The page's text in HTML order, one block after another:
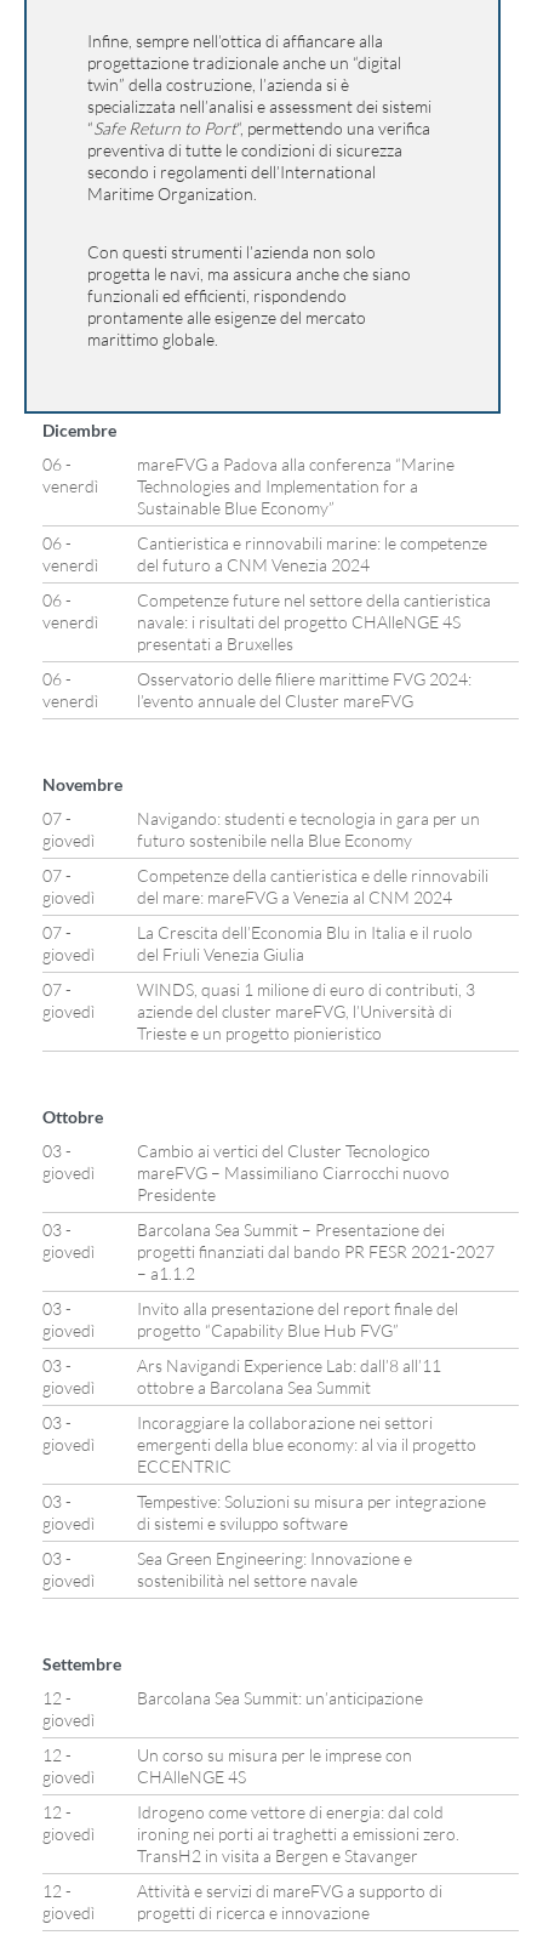
Infine, sempre nell’ottica di affiancare alla
progettazione tradizionale anche un “digital
twin” della costruzione, l’azienda si è
specializzata nell’analisi e assessment dei sistemi
“Safe Return to Port“, permettendo una verifica
preventiva di tutte le condizioni di sicurezza
secondo i regolamenti dell’International
Maritime Organization.
Con questi strumenti l’azienda non solo
progetta le navi, ma assicura anche che siano
funzionali ed efficienti, rispondendo
prontamente alle esigenze del mercato
marittimo globale.
Dicembre
06 -
venerdì
mareFVG a Padova alla conferenza “Marine
Technologies and Implementation for a
Sustainable Blue Economy”
06 -
venerdì
Cantieristica e rinnovabili marine: le competenze
del futuro a CNM Venezia 2024
06 -
venerdì
Competenze future nel settore della cantieristica
navale: i risultati del progetto CHAlleNGE 4S
presentati a Bruxelles
06 -
venerdì
Osservatorio delle filiere marittime FVG 2024:
l’evento annuale del Cluster mareFVG
Novembre
07 -
giovedì
Navigando: studenti e tecnologia in gara per un
futuro sostenibile nella Blue Economy
07 -
giovedì
Competenze della cantieristica e delle rinnovabili
del mare: mareFVG a Venezia al CNM 2024
07 -
giovedì
La Crescita dell’Economia Blu in Italia e il ruolo
del Friuli Venezia Giulia
07 -
giovedì
WINDS, quasi 1 milione di euro di contributi, 3
aziende del cluster mareFVG, l’Università di
Trieste e un progetto pionieristico
Ottobre
03 -
giovedì
Cambio ai vertici del Cluster Tecnologico
mareFVG – Massimiliano Ciarrocchi nuovo
Presidente
03 -
giovedì
Barcolana Sea Summit – Presentazione dei
progetti finanziati dal bando PR FESR 2021-2027
– a1.1.2
03 -
giovedì
Invito alla presentazione del report finale del
progetto “Capability Blue Hub FVG”
03 -
giovedì
Ars Navigandi Experience Lab: dall’8 all’11
ottobre a Barcolana Sea Summit
03 -
giovedì
Incoraggiare la collaborazione nei settori
emergenti della blue economy: al via il progetto
ECCENTRIC
03 -
giovedì
Tempestive: Soluzioni su misura per integrazione
di sistemi e sviluppo software
03 -
giovedì
Sea Green Engineering: Innovazione e
sostenibilità nel settore navale
Settembre
12 -
giovedì
Barcolana Sea Summit: un’anticipazione
12 -
giovedì
Un corso su misura per le imprese con
CHAlleNGE 4S
12 -
giovedì
Idrogeno come vettore di energia: dal cold
ironing nei porti ai traghetti a emissioni zero.
TransH2 in visita a Bergen e Stavanger
12 -
giovedì
Attività e servizi di mareFVG a supporto di
progetti di ricerca e innovazione